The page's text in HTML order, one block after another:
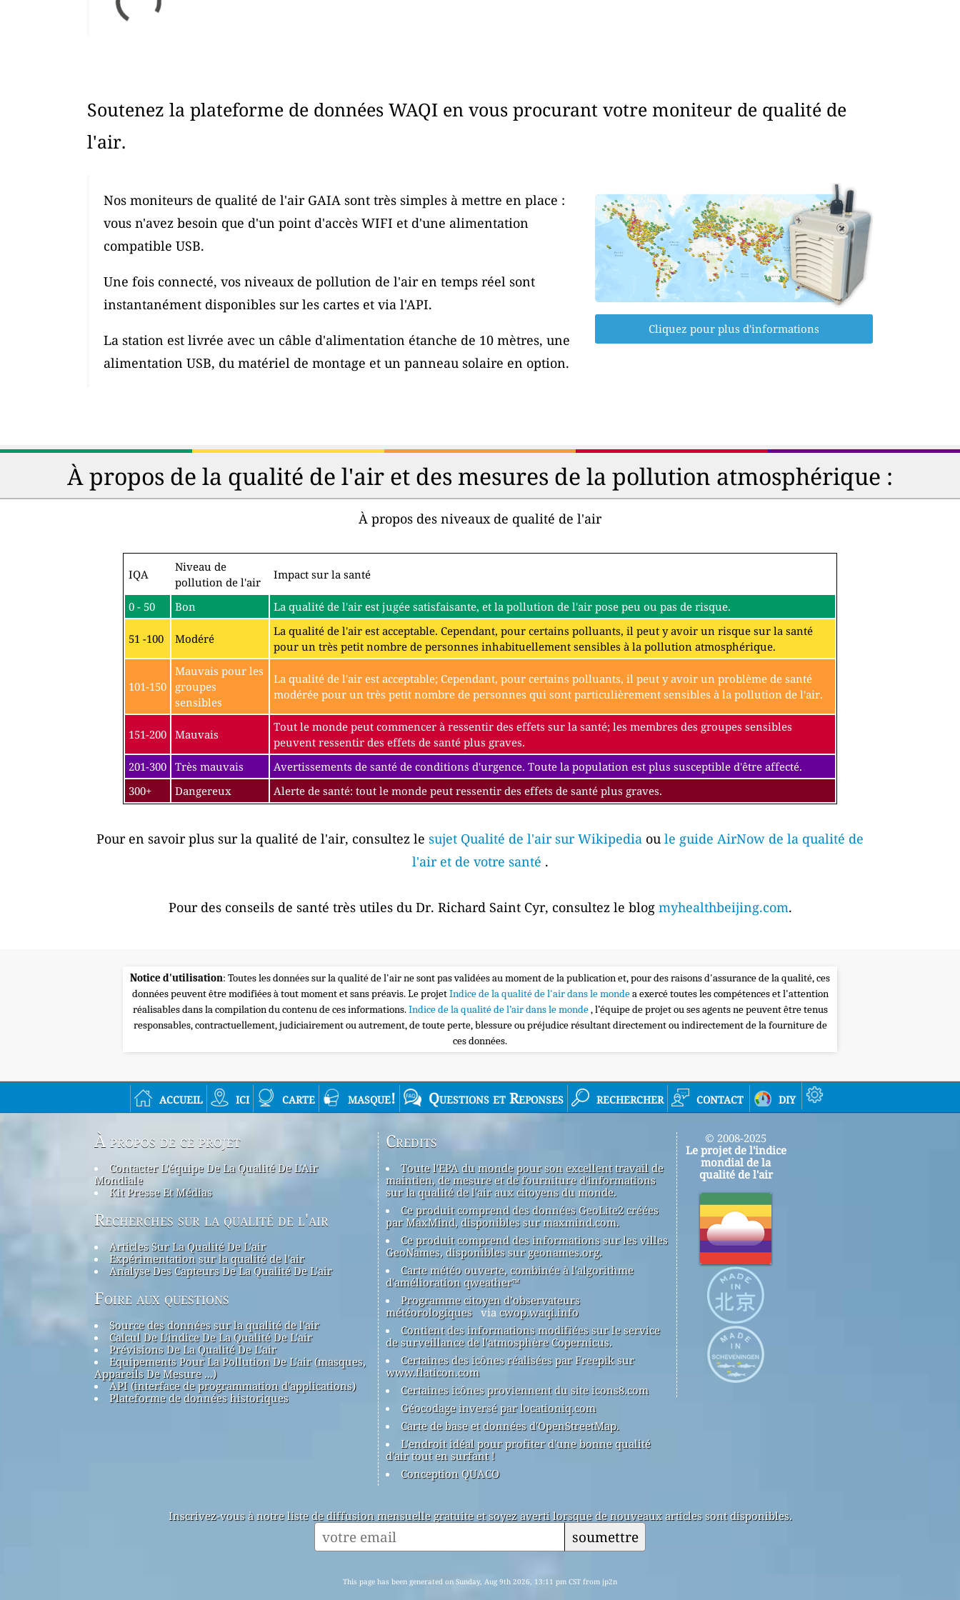
Soutenez la plateforme de données WAQI en vous procurant votre moniteur de qualité de
l'air.
Nos moniteurs de qualité de l'air GAIA sont très simples à mettre en place :
vous n'avez besoin que d'un point d'accès WIFI et d'une alimentation
compatible USB.
Une fois connecté, vos niveaux de pollution de l'air en temps réel sont
instantanément disponibles sur les cartes et via l'API.
La station est livrée avec un câble d'alimentation étanche de 10 mètres, une
alimentation USB, du matériel de montage et un panneau solaire en option.
Cliquez pour plus d'informations
À propos de la qualité de l'air et des mesures de la pollution atmosphérique :
À propos des niveaux de qualité de l'air
IQA
Niveau de
pollution de l'air
Impact sur la santé
0 - 50 Bon La qualité de l'air est jugée satisfaisante, et la pollution de l'air pose peu ou pas de risque.
51 -100 Modéré
La qualité de l'air est acceptable. Cependant, pour certains polluants, il peut y avoir un risque sur la santé
pour un très petit nombre de personnes inhabituellement sensibles à la pollution atmosphérique.
101-150
Mauvais pour les
groupes
sensibles
La qualité de l'air est acceptable; Cependant, pour certains polluants, il peut y avoir un problème de santé
modérée pour un très petit nombre de personnes qui sont particulièrement sensibles à la pollution de l'air.
151-200 Mauvais
Tout le monde peut commencer à ressentir des effets sur la santé; les membres des groupes sensibles
peuvent ressentir des effets de santé plus graves.
201-300 Très mauvais
Avertissements de santé de conditions d'urgence. Toute la population est plus susceptible d'être affecté.
300+
Dangereux Alerte de santé: tout le monde peut ressentir des effets de santé plus graves.
Pour en savoir plus sur la qualité de l'air, consultez le sujet Qualité de l'air sur Wikipedia ou le guide AirNow de la qualité de
l'air et de votre santé .
Pour des conseils de santé très utiles du Dr. Richard Saint Cyr, consultez le blog myhealthbeijing.com.
Notice d'utilisation: Toutes les données sur la qualité de l'air ne sont pas validées au moment de la publication et, pour des raisons d'assurance de la qualité, ces
données peuvent être modifiées à tout moment et sans préavis. Le projetIndice de la qualité de l'air dans le mondea exercé toutes les compétences et l'attention
réalisables dans la compilation du contenu de ces informations.Indice de la qualité de l’air dans le monde, l’équipe de projet ou ses agents ne peuvent être tenus
responsables, contractuellement, judiciairement ou autrement, de toute perte, blessure ou préjudice résultant directement ou indirectement de la fourniture de
ces données.
accueil ici carte masque! Questions et Reponses rechercher contact diy
À propos de ce projet
Contacter L'équipe De La Qualité De L'Air
Mondiale
Kit Presse Et Médias
Recherches sur la qualité de l'air
Articles Sur La Qualité De L'air
Expérimentation sur la qualité de l'air
Analyse Des Capteurs De La Qualité De L'air
Foire aux questions
Source des données sur la qualité de l'air
Calcul De L'indice De La Qualité De L'air
Prévisions De La Qualité De L'air
Equipements Pour La Pollution De L'air (masques,
Appareils De Mesure ...)
API (interface de programmation d'applications)
Plateforme de données historiques
Credits
Toute l'EPA du monde pour son excellent travail de
maintien, de mesure et de fourniture d'informations
sur la qualité de l'air aux citoyens du monde.
Ce produit comprend des données GeoLite2 créées
par MaxMind, disponibles sur maxmind.com.
Ce produit comprend des informations sur les villes
GeoNames, disponibles sur geonames.org.
Carte météo ouverte, combinée à l'algorithme
d'amélioration qweather™
Programme citoyen d’observateurs
météorologiques via cwop.waqi.info
Contient des informations modifiées sur le service
de surveillance de l'atmosphère Copernicus.
Certaines des icônes réalisées par Freepik sur
www.flaticon.com
Certaines icônes proviennent du site icons8.com
Géocodage inversé par locationiq.com
Carte de base et données d'OpenStreetMap.
L'endroit idéal pour profiter d'une bonne qualité
d'air tout en surfant !
Conception QUACO
© 2008-2025
Le projet de l'indice
mondial de la
qualité de l'air
Inscrivez-vous à notre liste de diffusion mensuelle gratuite et soyez averti lorsque de nouveaux articles sont disponibles.
soumettre
This page has been generated on Sunday, Aug 9th 2026, 13:11 pm CST from jp2n